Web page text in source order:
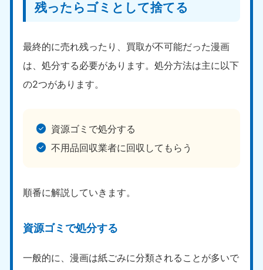
残ったらゴミとして捨てる
最終的に売れ残ったり、買取が不可能だった漫画
は、処分する必要があります。処分方法は主に以下
の2つがあります。
資源ゴミで処分する
不用品回収業者に回収してもらう
順番に解説していきます。
資源ゴミで処分する
一般的に、漫画は紙ごみに分類されることが多いで